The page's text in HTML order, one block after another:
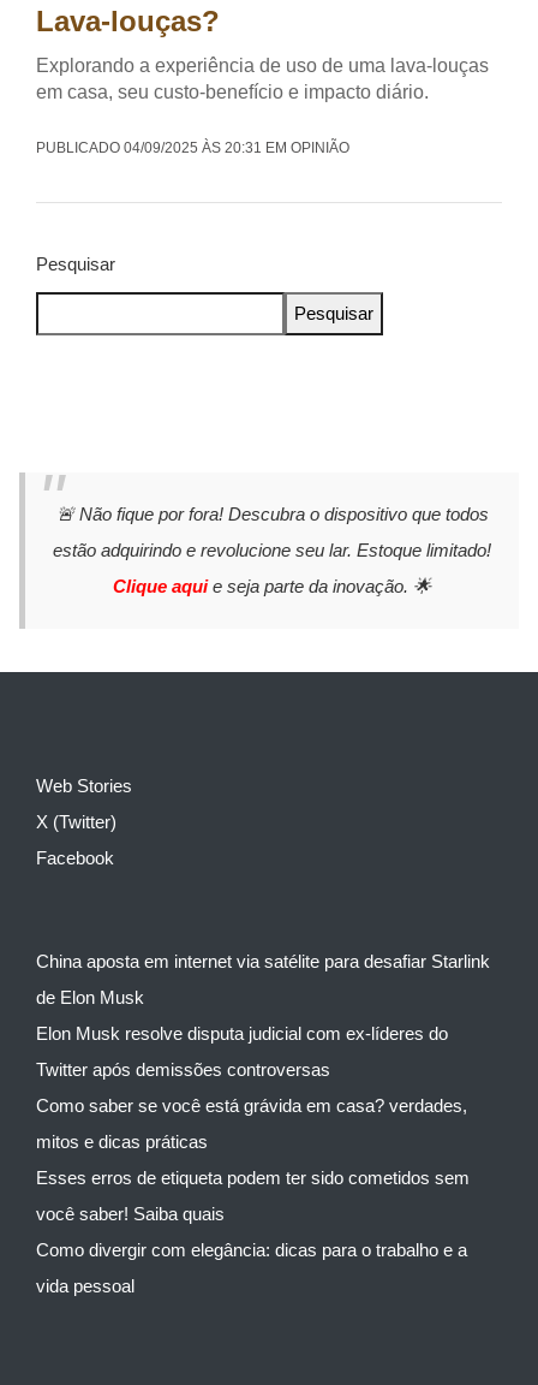
Lava-louças?
Explorando a experiência de uso de uma lava-louças
em casa, seu custo-benefício e impacto diário.
PUBLICADO 04/09/2025 ÀS 20:31 EM OPINIÃO
Pesquisar
Pesquisar
🚨 Não fique por fora! Descubra o dispositivo que todos
estão adquirindo e revolucione seu lar. Estoque limitado!
Clique aquie seja parte da inovação. 🌟
Web Stories
X (Twitter)
Facebook
China aposta em internet via satélite para desafiar Starlink
de Elon Musk
Elon Musk resolve disputa judicial com ex-líderes do
Twitter após demissões controversas
Como saber se você está grávida em casa? verdades,
mitos e dicas práticas
Esses erros de etiqueta podem ter sido cometidos sem
você saber! Saiba quais
Como divergir com elegância: dicas para o trabalho e a
vida pessoal